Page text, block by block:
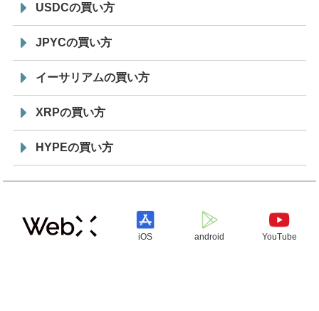
USDCの買い方
JPYCの買い方
イーサリアムの買い方
XRPの買い方
HYPEの買い方
iOS android YouTube